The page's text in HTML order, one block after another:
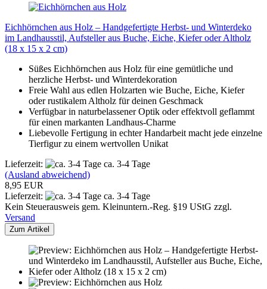
Eichhörnchen aus Holz – Handgefertigte Herbst- und Winterdeko
im Landhausstil, Aufsteller aus Buche, Eiche, Kiefer oder Altholz
(18 x 15 x 2 cm)
Süßes Eichhörnchen aus Holz für eine gemütliche und
herzliche Herbst- und Winterdekoration
Freie Wahl aus edlen Holzarten wie Buche, Eiche, Kiefer
oder rustikalem Altholz für deinen Geschmack
Verfügbar in naturbelassener Optik oder effektvoll geflammt
für einen markanten Landhaus-Charme
Liebevolle Fertigung in echter Handarbeit macht jede einzelne
Tierfigur zu einem wertvollen Unikat
Lieferzeit:
ca. 3-4 Tage
(Ausland abweichend)
8,95 EUR
Lieferzeit:
ca. 3-4 Tage
Kein Steuerausweis gem. Kleinuntern.-Reg. §19 UStG zzgl.
Versand
Zum Artikel